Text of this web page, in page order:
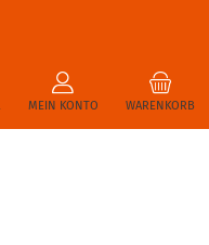
WARENKORB
MEIN KONTO